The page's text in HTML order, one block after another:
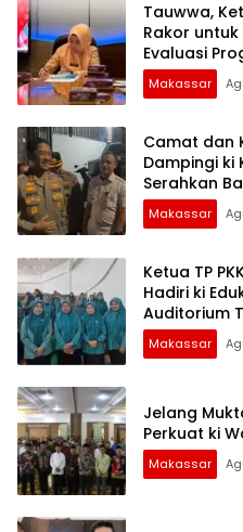
Tauwwa,
Rakor
Evaluasi
Makassar
Camat dan
Dampingi ki
Serahkan
Bontoduri
Makassar
Ketua TP
Hadiri ki
Auditorium
Makassar
Jelang
Perkuat ki
Makassar